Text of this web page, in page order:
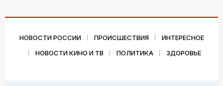
НОВОСТИ РОССИИ ПРОИСШЕСТВИЯ
ИНТЕРЕСНОЕ
НОВОСТИ КИНО И ТВ
ПОЛИТИКА ЗДОРОВЬЕ